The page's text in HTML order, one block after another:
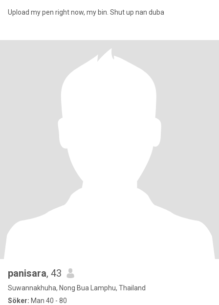
Upload my pen right now, my bin. Shut up nan duba
panisara, 43
Suwannakhuha, Nong Bua Lamphu, Thailand
Söker: Man 40 - 80